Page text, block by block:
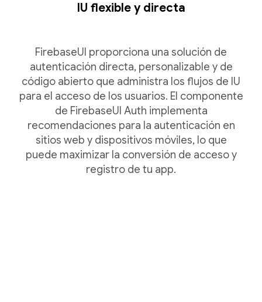
IU flexible y directa
FirebaseUI proporciona una solución de
autenticación directa, personalizable y de
código abierto que administra los flujos de IU
para el acceso de los usuarios. El componente
de FirebaseUI Auth implementa
recomendaciones para la autenticación en
sitios web y dispositivos móviles, lo que
puede maximizar la conversión de acceso y
registro de tu app.